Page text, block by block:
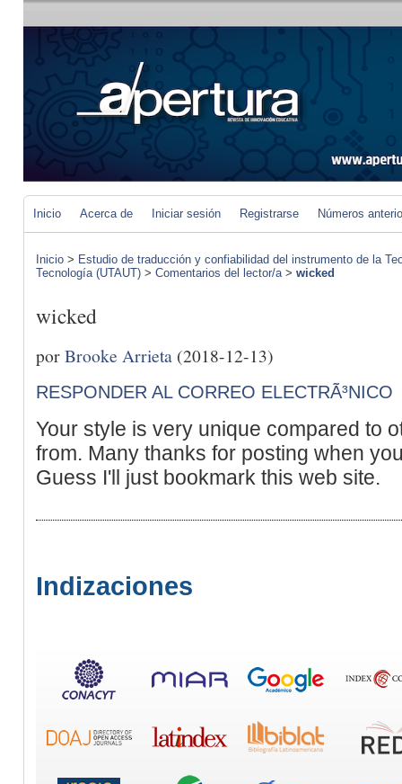
Inicio Acerca de Iniciar sesión Registrarse Números
Inicio > Estudio de traducción y confiabilidad del instrumento de la
Tecnología (UTAUT) > Comentarios del lector/a> wicked
wicked
porBrooke Arrieta (2018-12-13)
RESPONDER AL CORREO ELECTRÃ³NICO
Your style is very unique compared to
from. Many thanks for posting when
Guess I'll just bookmark this web site.
Indizaciones